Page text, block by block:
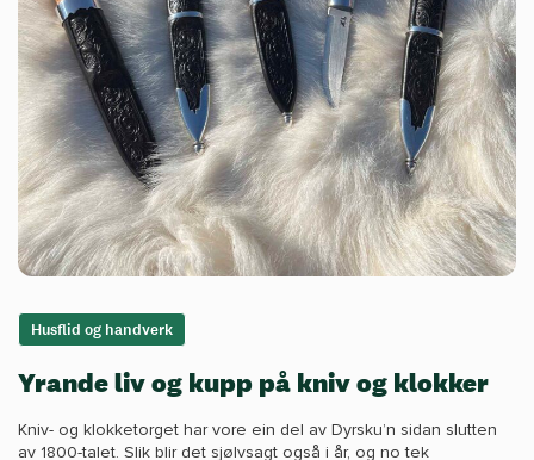
Husflid og handverk
Yrande liv og kupp på kniv og klokker
Kniv- og klokketorget har vore ein del av Dyrsku’n sidan slutten
av 1800-talet. Slik blir det sjølvsagt også i år, og no tek